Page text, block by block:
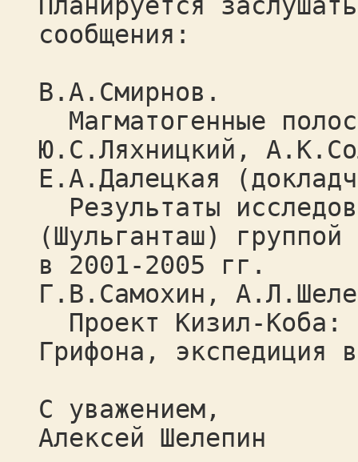
сообщения:
В.А.Смирнов.
Магматогенные
Ю.С.Ляхницкий,
Е.А.Далецкая
Результаты
(Шульганташ)
в 2001-2005 гг.
Г.В.Самохин,
Проект Кизил-Коба:
Грифона, экспедиция
С уважением,
Алексей Шелепин